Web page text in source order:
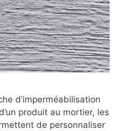
d’imperméabilisation
produit au mortier, les
de personnaliser